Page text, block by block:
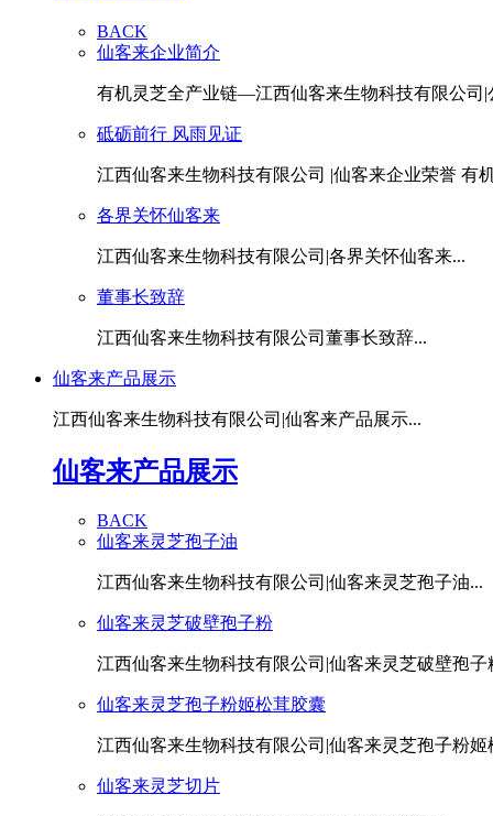
BACK
仙客来企业简介
有机灵芝全产业链—江西仙客来生物科技有限公司|
砥砺前行 风雨见证
江西仙客来生物科技有限公司 |仙客来企业荣誉 有
各界关怀仙客来
江西仙客来生物科技有限公司|各界关怀仙客来...
董事长致辞
江西仙客来生物科技有限公司董事长致辞...
仙客来产品展示
江西仙客来生物科技有限公司|仙客来产品展示...
仙客来产品展示
BACK
仙客来灵芝孢子油
江西仙客来生物科技有限公司|仙客来灵芝孢子油...
仙客来灵芝破壁孢子粉
江西仙客来生物科技有限公司|仙客来灵芝破壁孢子
仙客来灵芝孢子粉姬松茸胶囊
江西仙客来生物科技有限公司|仙客来灵芝孢子粉姬
仙客来灵芝切片